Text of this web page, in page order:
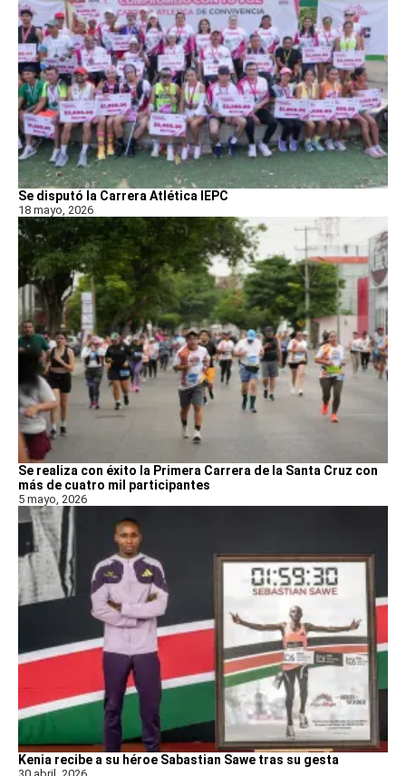
Se disputó la Carrera Atlética IEPC
18 mayo, 2026
Se realiza con éxito la Primera Carrera de la Santa Cruz con
más de cuatro mil participantes
5 mayo, 2026
Kenia recibe a su héroe Sabastian Sawe tras su gesta